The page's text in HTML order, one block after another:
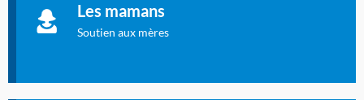
Les mamans
Soutien aux mères
à allaiter et vous informer : toutes les rubriques qui
concernent l'allaitement.